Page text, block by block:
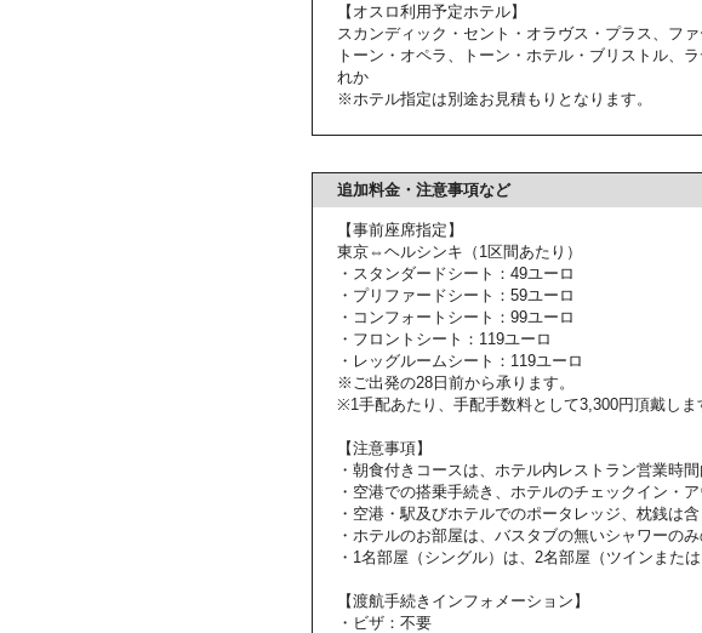
【オスロ利用予定ホテル】
スカンディック・セント・オラヴス・プラス、フ
トーン・オペラ、トーン・ホテル・ブリストル、
れか
※ホテル指定は別途お見積もりとなります。
追加料金・注意事項など
【事前座席指定】
東京⇔ヘルシンキ（1区間あたり）
・スタンダードシート：49ユーロ
・プリファードシート：59ユーロ
・コンフォートシート：99ユーロ
・フロントシート：119ユーロ
・レッグルームシート：119ユーロ
※ご出発の28日前から承ります。
※1手配あたり、手配手数料として3,300円頂戴しま
【注意事項】
・朝食付きコースは、ホテル内レストラン営業時
・空港での搭乗手続き、ホテルのチェックイン・
・空港・駅及びホテルでのポータレッジ、枕銭は含
・ホテルのお部屋は、バスタブの無いシャワーの
・1名部屋（シングル）は、2名部屋（ツインまた
【渡航手続きインフォメーション】
・ビザ：不要